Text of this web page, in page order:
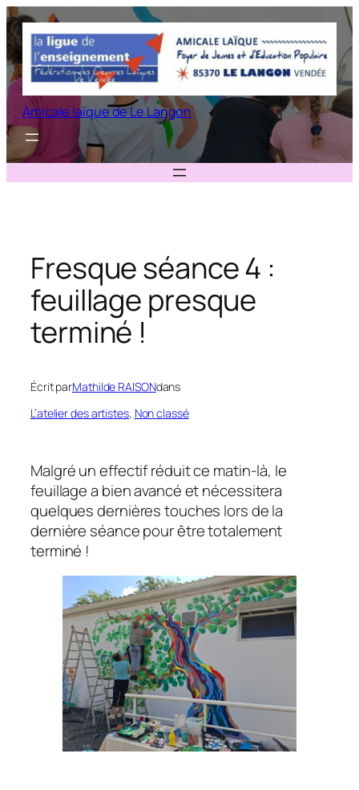
Aller
au
contenu
Amicale laïque de Le Langon
Fresque séance 4 :
feuillage presque
terminé !
Écrit parMathilde RAISONdans
L’atelier des artistes, Non classé
Malgré un effectif réduit ce matin-là, le
feuillage a bien avancé et nécessitera
quelques dernières touches lors de la
dernière séance pour être totalement
terminé !